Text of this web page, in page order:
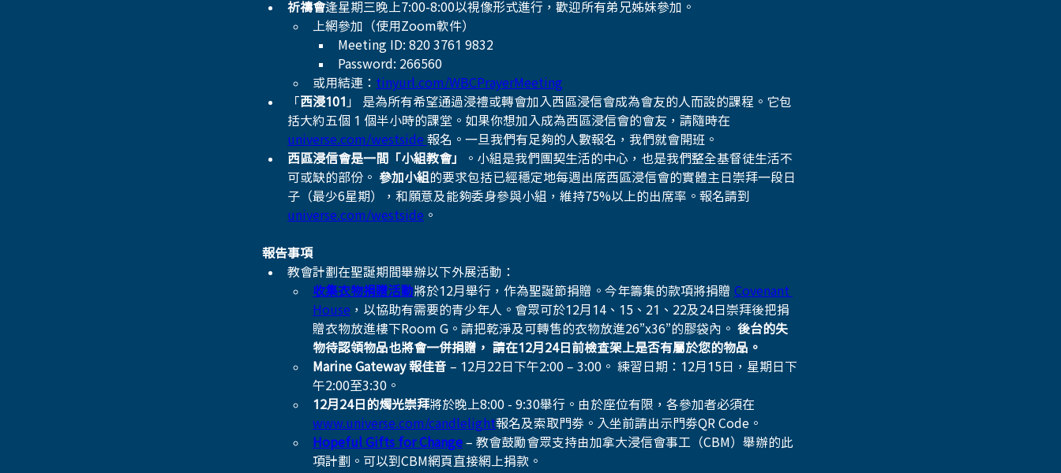
祈禱會逢星期三晚上7:00-8:00以視像形式進行，歡迎所有弟兄姊妹參加。
上網參加（使用Zoom軟件）
Meeting ID: 820 3761 9832
Password: 266560
或用結連： tinyurl.com/WBCPrayerMeeting
「西浸101 」 是為所有希望通過浸禮或轉會加入西區浸信會成為會友的人而設的課程。它包
括大約五個 1 個半小時的課堂。如果你想加入成為西區浸信會的會友，請隨時在
universe.com/westside 報名。一旦我們有足夠的人數報名，我們就會開班。
西區浸信會是一間「小組教會」
。小組是我們團契生活的中心，也是我們整全基督徒生活不
可或缺的部份。 參加小組 的要求包括已經穩定地每週出席西區浸信會的實體主日崇拜一段日
子（最少6星期），和願意及能夠委身參與小組，維持75%以上的出席率。報名請到
universe.com/westside 。
報告事項
教會計劃在聖誕期間舉辦以下外展活動：
收集衣物捐贈活動將於12月舉行，作為聖誕節捐贈。今年籌集的款項將捐贈 Covenant
House ，以協助有需要的青少年人。會眾可於12月14、15、21、22及24日崇拜後把捐
贈衣物放進樓下Room G。請把乾淨及可轉售的衣物放進26”x36”的膠袋內。 後台的失
物待認領物品也將會一併捐贈， 請在12月24日前檢查架上是否有屬於您的物品。
Marine Gateway 報佳音 – 12月22日下午2:00 – 3:00。 練習日期：12月15日，星期日下
午2:00至3:30。
12月24日的燭光崇拜將於晚上8:00 - 9:30舉行。由於座位有限，各參加者必須在
www.universe.com/candlelight報名及索取門劵。入坐前請出示門劵QR Code。
Hopeful Gifts for Change – 教會鼓勵會眾支持由加拿大浸信會事工（CBM）舉辦的此
項計劃。可以到CBM網頁直接網上捐款。